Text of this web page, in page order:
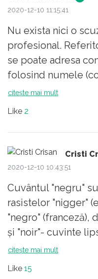
2020-12-10 11:15:41
Nu exista nici o
profesional.
se poate adresa
folosind numele
numarul de pe
bloc este pentru
Presedintele tarii
"Tapul", ba
citește mai mult
Like 2
Cristi
2020-12-10 10:43:51
Cuvântul "negru"
rasistelor "nigger"
"negro" (franceză),
și "noir"- cuvinte
peiorativă a primelor.
citește mai mult
Like 15